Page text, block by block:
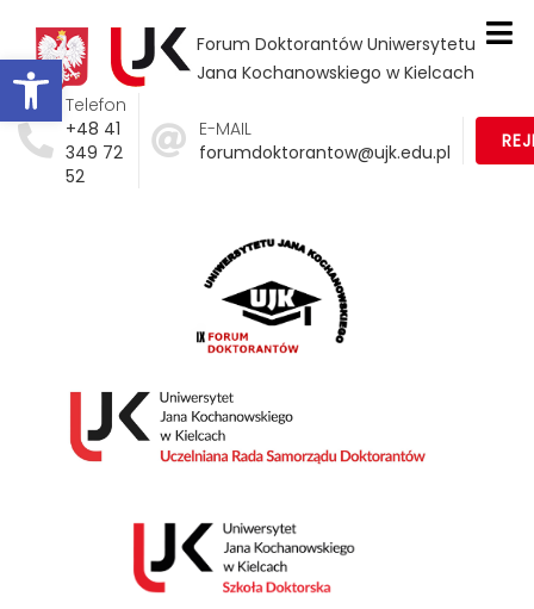
Otwórz pasek narzędzi
Forum Doktorantów Uniwersytetu
Jana Kochanowskiego w Kielcach
Telefon
+48 41
349 72
52
E-MAIL
forumdoktorantow@ujk.edu.pl